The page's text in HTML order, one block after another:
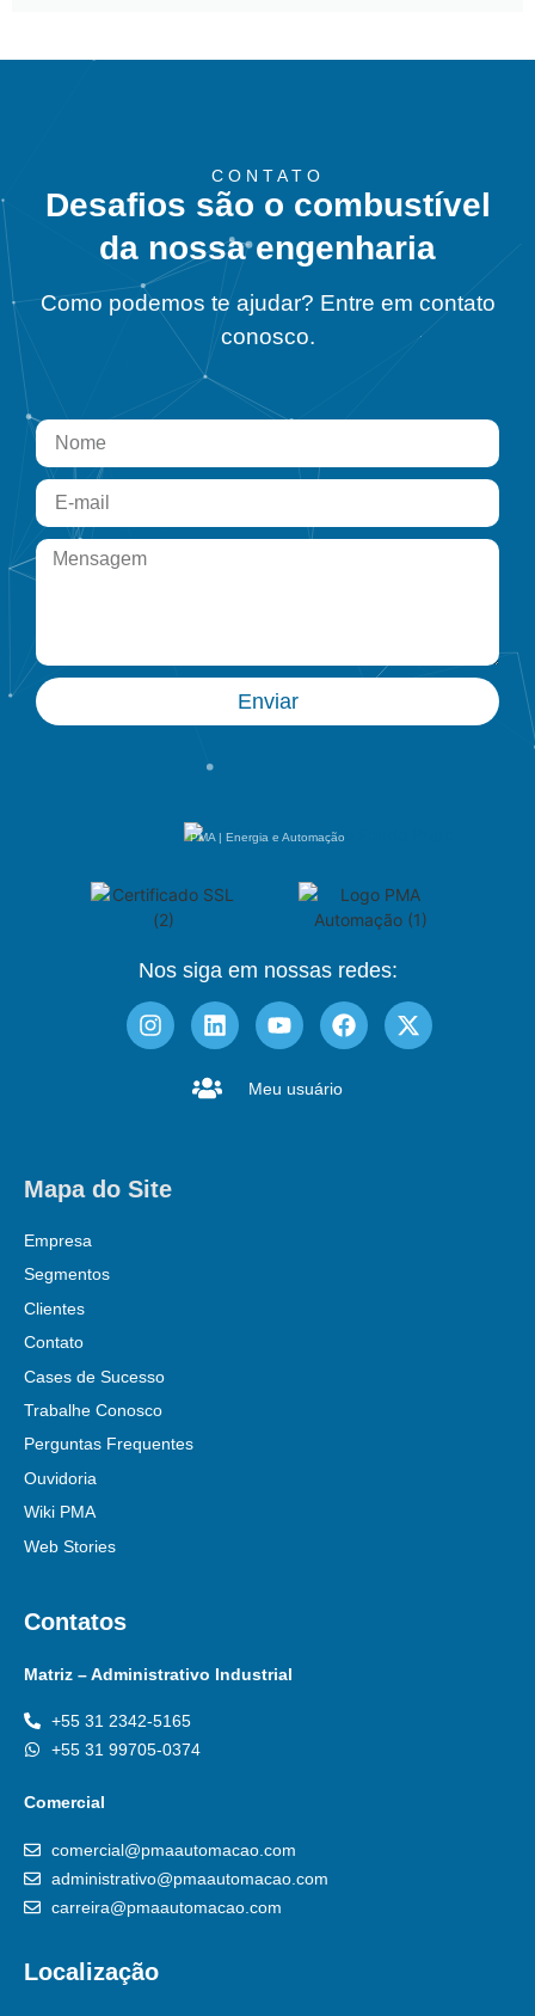
CONTATO
Desafios são o combustível
da nossa engenharia
Como podemos te ajudar? Entre em contato
conosco.
Enviar
PMA | Energia e Automação
Nos siga em nossas redes:
Meu usuário
Mapa do Site
Empresa
Segmentos
Clientes
Contato
Cases de Sucesso
Trabalhe Conosco
Perguntas Frequentes
Ouvidoria
Wiki PMA
Web Stories
Contatos
Matriz – Administrativo Industrial
+55 31 2342-5165
+55 31 99705-0374
Comercial
comercial@pmaautomacao.com
administrativo@pmaautomacao.com
carreira@pmaautomacao.com
Localização